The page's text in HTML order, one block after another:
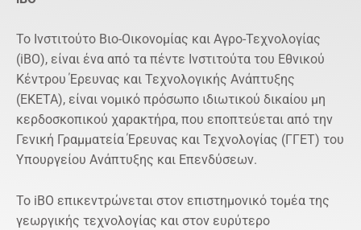
Το Ινστιτούτο Βιο-Οικονομίας και Αγρο-Τεχνολογίας
(iBO), είναι ένα από τα πέντε Ινστιτούτα του Εθνικού
Κέντρου Έρευνας και Τεχνολογικής Ανάπτυξης
(ΕΚΕΤΑ), είναι νομικό πρόσωπο ιδιωτικού δικαίου μη
κερδοσκοπικού χαρακτήρα, που εποπτεύεται από την
Γενική Γραμματεία Έρευνας και Τεχνολογίας (ΓΓΕΤ) του
Υπουργείου Ανάπτυξης και Επενδύσεων.
Το iBO επικεντρώνεται στον επιστημονικό τομέα της
γεωργικής τεχνολογίας και στον ευρύτερο